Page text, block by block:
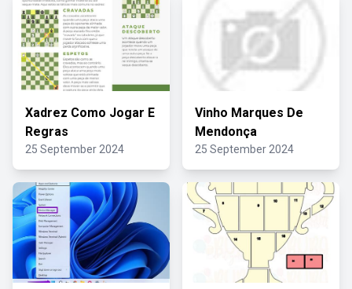
Xadrez Como Jogar E
Regras
25 September 2024
Vinho Marques De
Mendonça
25 September 2024